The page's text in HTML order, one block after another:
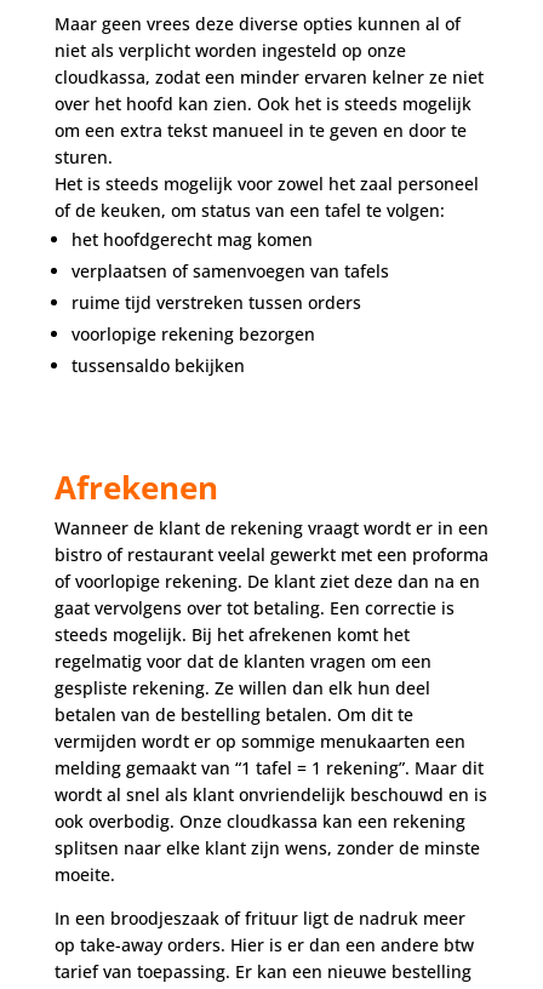
Maar geen vrees deze diverse opties kunnen al of
niet als verplicht worden ingesteld op onze
cloudkassa, zodat een minder ervaren kelner ze niet
over het hoofd kan zien. Ook het is steeds mogelijk
om een extra tekst manueel in te geven en door te
sturen.
Het is steeds mogelijk voor zowel het zaal personeel
of de keuken, om status van een tafel te volgen:
het hoofdgerecht mag komen
verplaatsen of samenvoegen van tafels
ruime tijd verstreken tussen orders
voorlopige rekening bezorgen
tussensaldo bekijken
Afrekenen
Wanneer de klant de rekening vraagt wordt er in een
bistro of restaurant veelal gewerkt met een proforma
of voorlopige rekening. De klant ziet deze dan na en
gaat vervolgens over tot betaling. Een correctie is
steeds mogelijk. Bij het afrekenen komt het
regelmatig voor dat de klanten vragen om een
gespliste rekening. Ze willen dan elk hun deel
betalen van de bestelling betalen. Om dit te
vermijden wordt er op sommige menukaarten een
melding gemaakt van “1 tafel = 1 rekening”. Maar dit
wordt al snel als klant onvriendelijk beschouwd en is
ook overbodig. Onze cloudkassa kan een rekening
splitsen naar elke klant zijn wens, zonder de minste
moeite.
In een broodjeszaak of frituur ligt de nadruk meer
op take-away orders. Hier is er dan een andere btw
tarief van toepassing. Er kan een nieuwe bestelling